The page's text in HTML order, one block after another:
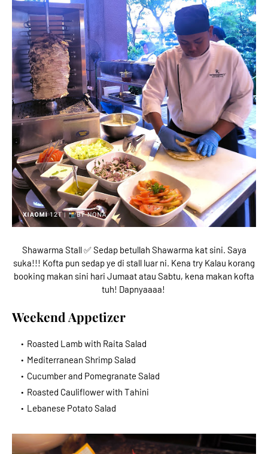
Shawarma Stall ✅ Sedap betullah Shawarma kat sini. Saya
suka!!! Kofta pun sedap ye di stall luar ni. Kena try Kalau korang
booking makan sini hari Jumaat atau Sabtu, kena makan kofta
tuh! Dapnyaaaa!
Weekend Appetizer
Roasted Lamb with Raita Salad
Mediterranean Shrimp Salad
Cucumber and Pomegranate Salad
Roasted Cauliflower with Tahini
Lebanese Potato Salad